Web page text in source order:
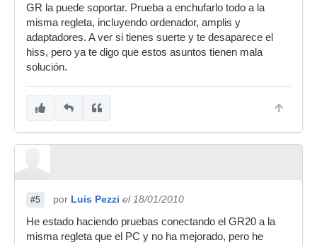
GR la puede soportar. Prueba a enchufarlo todo a la
misma regleta, incluyendo ordenador, amplis y
adaptadores. A ver si tienes suerte y te desaparece el
hiss, pero ya te digo que estos asuntos tienen mala
solución.
#5 por Luis Pezzi el 18/01/2010
He estado haciendo pruebas conectando el GR20 a la
misma regleta que el PC y no ha mejorado, pero he